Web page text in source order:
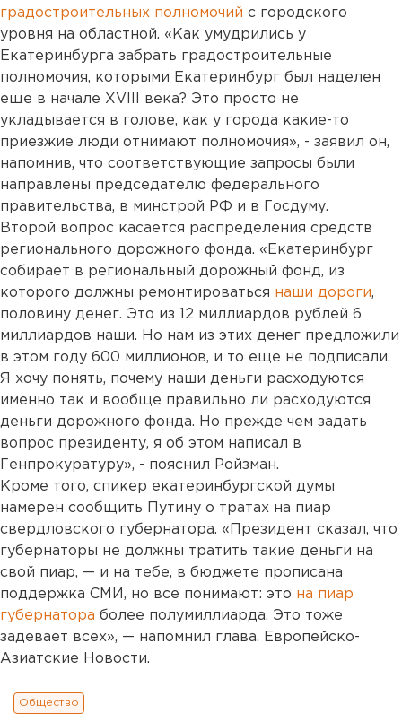
градостроительных полномочий с городского
уровня на областной. «Как умудрились у
Екатеринбурга забрать градостроительные
полномочия, которыми Екатеринбург был наделен
еще в начале XVIII века? Это просто не
укладывается в голове, как у города какие-то
приезжие люди отнимают полномочия», - заявил он,
напомнив, что соответствующие запросы были
направлены председателю федерального
правительства, в минстрой РФ и в Госдуму.
Второй вопрос касается распределения средств
регионального дорожного фонда. «Екатеринбург
собирает в региональный дорожный фонд, из
которого должны ремонтироваться наши дороги,
половину денег. Это из 12 миллиардов рублей 6
миллиардов наши. Но нам из этих денег предложили
в этом году 600 миллионов, и то еще не подписали.
Я хочу понять, почему наши деньги расходуются
именно так и вообще правильно ли расходуются
деньги дорожного фонда. Но прежде чем задать
вопрос президенту, я об этом написал в
Генпрокуратуру», - пояснил Ройзман.
Кроме того, спикер екатеринбургской думы
намерен сообщить Путину о тратах на пиар
свердловского губернатора. «Президент сказал, что
губернаторы не должны тратить такие деньги на
свой пиар, — и на тебе, в бюджете прописана
поддержка СМИ, но все понимают: это на пиар
губернатора более полумиллиарда. Это тоже
задевает всех», — напомнил глава. Европейско-
Азиатские Новости.
Общество